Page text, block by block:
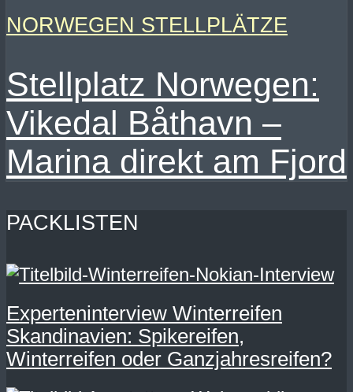
NORWEGEN STELLPLÄTZE
Stellplatz Norwegen:
Vikedal Båthavn –
Marina direkt am Fjord
PACKLISTEN
Experteninterview Winterreifen
Skandinavien: Spikereifen,
Winterreifen oder Ganzjahresreifen?